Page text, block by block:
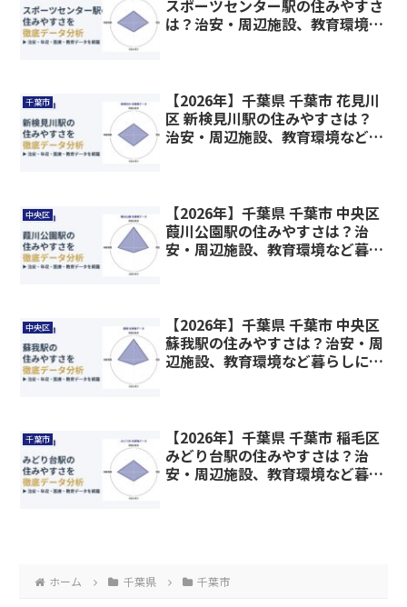
スポーツセンター駅の住みやすさ
は？治安・周辺施設、教育環境な
千葉市
【2026年】千葉県 千葉市 花見川
区 新検見川駅の住みやすさは？
治安・周辺施設、教育環境など暮
中央区
【2026年】千葉県 千葉市 中央区
葭川公園駅の住みやすさは？治
安・周辺施設、教育環境など暮ら
中央区
【2026年】千葉県 千葉市 中央区
蘇我駅の住みやすさは？治安・周
辺施設、教育環境など暮らしに関
千葉市
【2026年】千葉県 千葉市 稲毛区
みどり台駅の住みやすさは？治
安・周辺施設、教育環境など暮ら
ホーム 千葉県 千葉市